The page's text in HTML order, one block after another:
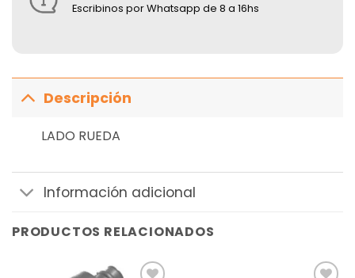
Escribinos por Whatsapp de 8 a 16hs
Descripción
LADO RUEDA
Información adicional
PRODUCTOS RELACIONADOS